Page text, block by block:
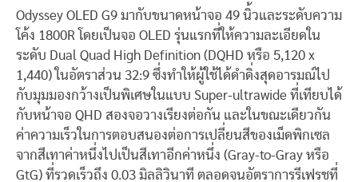
Odyssey OLED G9 มากับขนาดหน้าจอ 49 นิ้วและระดับความ
โค้ง 1800R โดยเป็นจอ OLED รุ่นแรกที่ให้ความละเอียดใน
ระดับ Dual Quad High Definition (DQHD หรือ 5,120 x
1,440) ในอัตราส่วน 32:9 ซึ่งทำให้ผู้ใช้ได้ดำดิ่งสุดอารมณ์ไป
กับมุมมองกว้างเป็นพิเศษในแบบ Super-ultrawide ที่เทียบได้
กับหน้าจอ QHD สองจอวางเรียงต่อกัน และในขณะเดียวกัน
ค่าความเร็วในการตอบสนองต่อการเปลี่ยนสีของเม็ดพิกเซล
จากสีเทาค่าหนึ่งไปเป็นสีเทาอีกค่าหนึ่ง (Gray-to-Gray หรือ
GtG) ที่รวดเร็วถึง 0.03 มิลลิวินาที ตลอดจนอัตราการรีเฟรชที่